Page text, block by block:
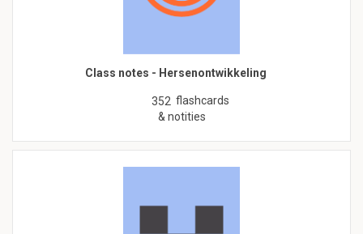
Class notes - Hersenontwikkeling
352 flashcards
& notities